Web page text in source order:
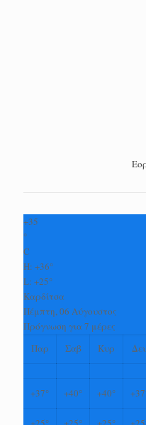
+35
°
C
H: +36°
L: +25°
Καρδίτσα
Πέμπτη, 06 Αύγουστος
Πρόγνωση για 7 μέρες
Παρ
Σαβ Κυρ
+37° +40° +40° +